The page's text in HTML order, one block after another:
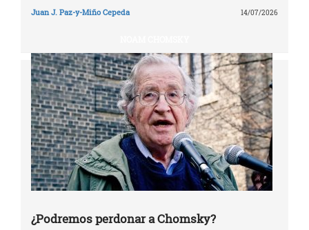
Juan J. Paz-y-Miño Cepeda 14/07/2026
¿Podremos perdonar a Chomsky?